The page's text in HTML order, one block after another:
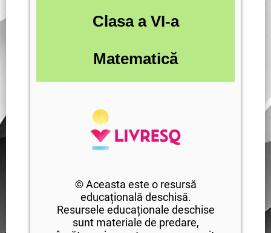
Clasa a VI-a
Matematică
© Aceasta este o resursă
educațională deschisă.
Resursele educaționale deschise
sunt materiale de predare,